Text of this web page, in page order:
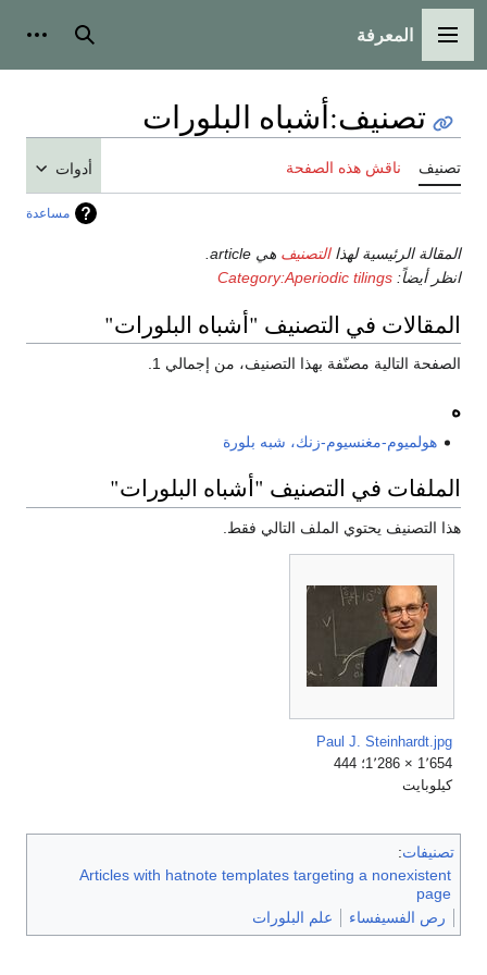
القائمة الرئيسية
المعرفة بحث
تصنيف:أشباه البلورات
تصنيف ناقش هذه الصفحة أدوات
مساعدة
المقالة الرئيسية لهذاالتصنيف هي article.
انظر أيضاً: Category:Aperiodic tilings
المقالات في التصنيف "أشباه البلورات"
الصفحة التالية مصنّفة بهذا التصنيف، من إجمالي 1.
ه
هولميوم-مغنسيوم-زنك، شبه بلورة
الملفات في التصنيف "أشباه البلورات"
هذا التصنيف يحتوي الملف التالي فقط.
Paul J. Steinhardt.jpg
1٬654 × 1٬286؛ 444
كيلوبايت
تصنيفات:
Articles with hatnote templates targeting a nonexistent
page
رص الفسيفساء
علم البلورات